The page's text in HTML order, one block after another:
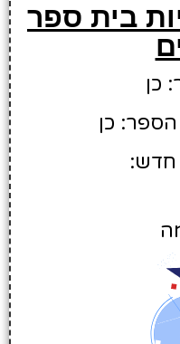
בית ספר
כן
כן